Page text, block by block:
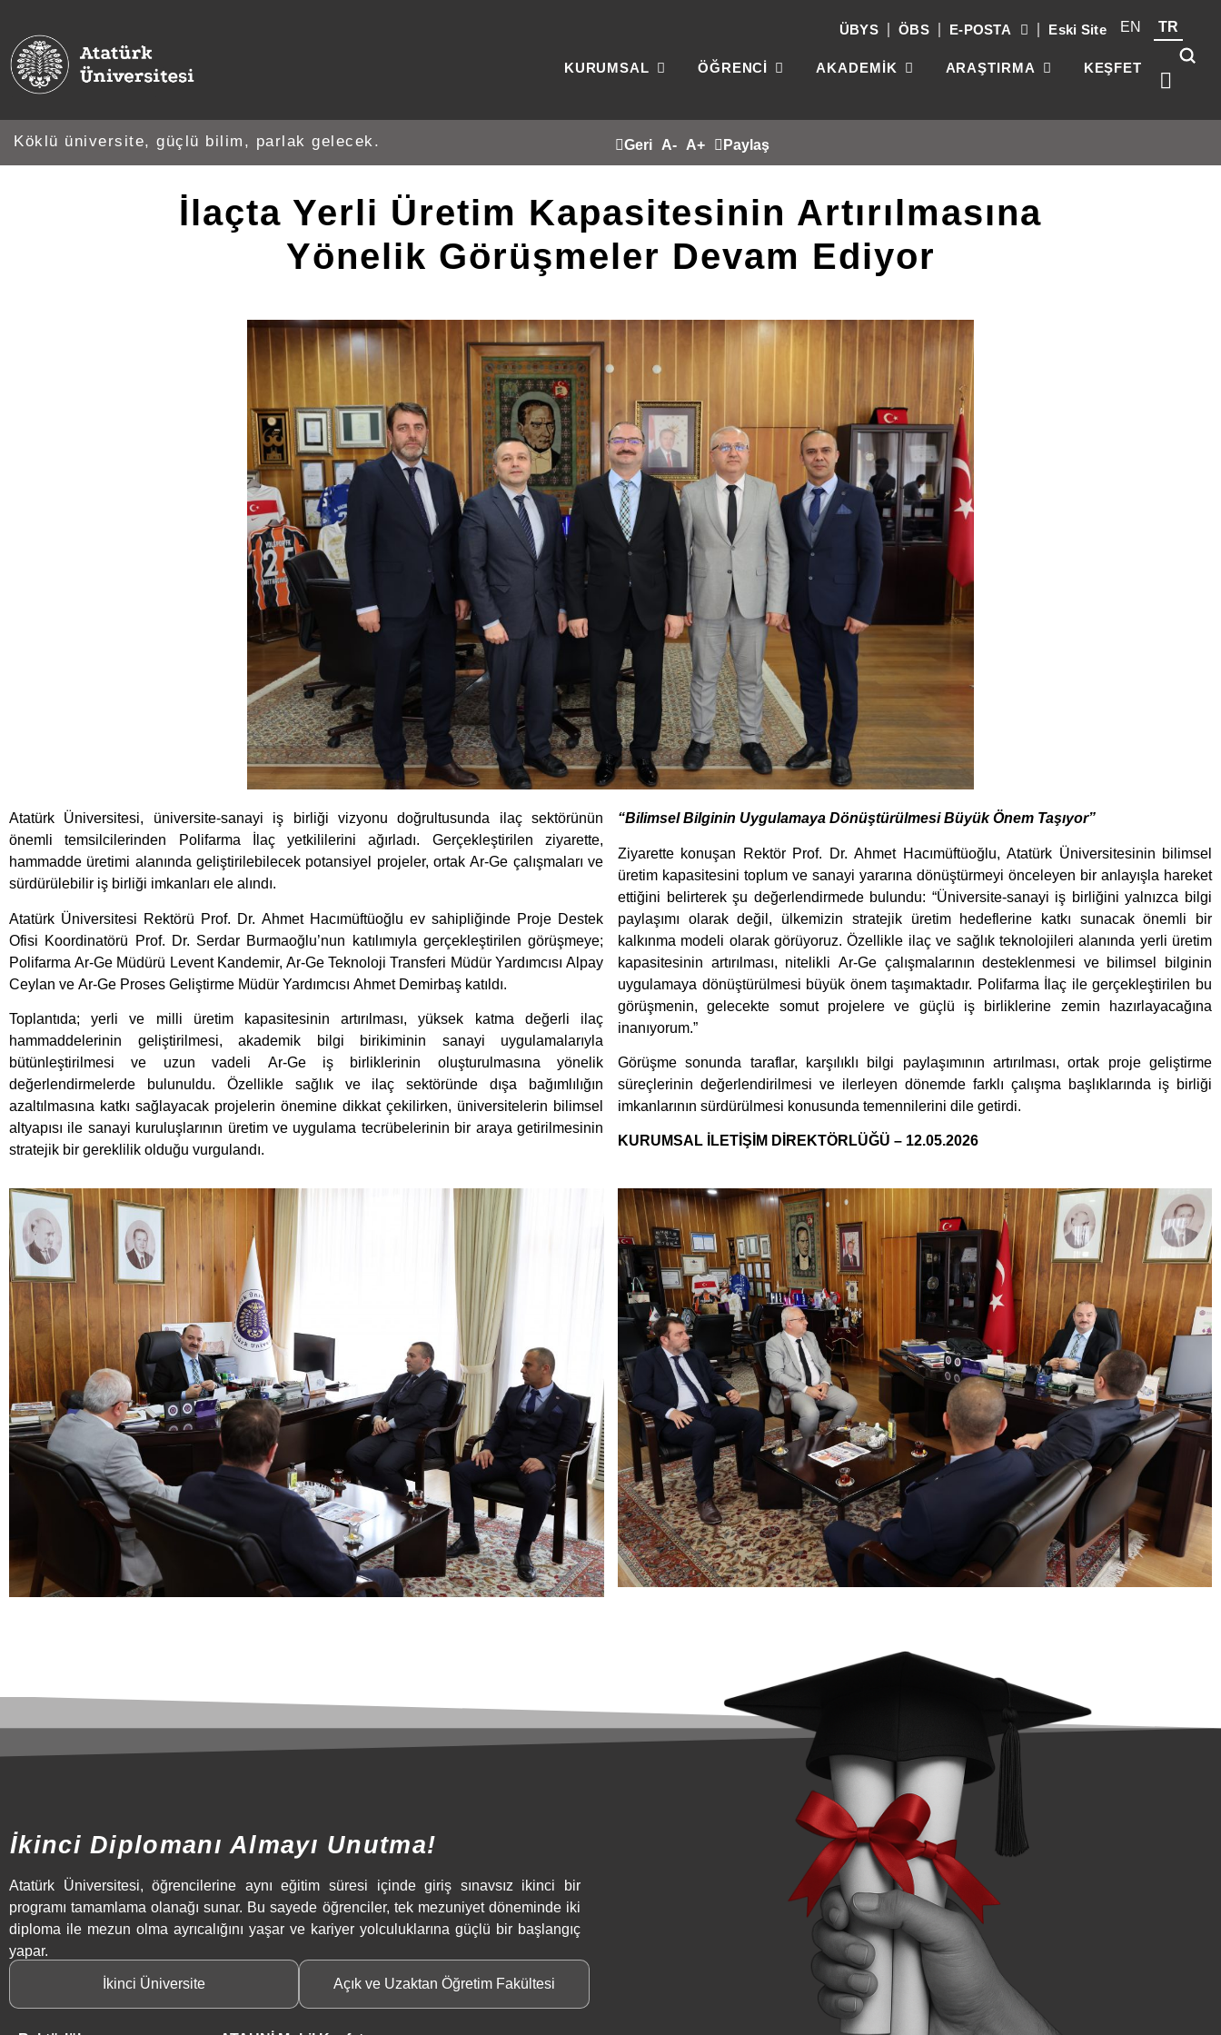
ÜBYS ÖBS E-POSTA Eski Site EN TR
KURUMSAL ÖĞRENCİ AKADEMİK ARAŞTIRMA KEŞFET
Köklü üniversite, güçlü bilim, parlak gelecek. Geri A- A+ Paylaş
İlaçta Yerli Üretim Kapasitesinin Artırılmasına
Yönelik Görüşmeler Devam Ediyor
Atatürk Üniversitesi, üniversite-sanayi iş birliği vizyonu doğrultusunda ilaç sektörünün
önemli temsilcilerinden Polifarma İlaç yetkililerini ağırladı. Gerçekleştirilen ziyarette,
hammadde üretimi alanında geliştirilebilecek potansiyel projeler, ortak Ar-Ge çalışmaları ve
sürdürülebilir iş birliği imkanları ele alındı.
Atatürk Üniversitesi Rektörü Prof. Dr. Ahmet Hacımüftüoğlu ev sahipliğinde Proje Destek
Ofisi Koordinatörü Prof. Dr. Serdar Burmaoğlu’nun katılımıyla gerçekleştirilen görüşmeye;
Polifarma Ar-Ge Müdürü Levent Kandemir, Ar-Ge Teknoloji Transferi Müdür Yardımcısı Alpay
Ceylan ve Ar-Ge Proses Geliştirme Müdür Yardımcısı Ahmet Demirbaş katıldı.
Toplantıda; yerli ve milli üretim kapasitesinin artırılması, yüksek katma değerli ilaç
hammaddelerinin geliştirilmesi, akademik bilgi birikiminin sanayi uygulamalarıyla
bütünleştirilmesi ve uzun vadeli Ar-Ge iş birliklerinin oluşturulmasına yönelik
değerlendirmelerde bulunuldu. Özellikle sağlık ve ilaç sektöründe dışa bağımlılığın
azaltılmasına katkı sağlayacak projelerin önemine dikkat çekilirken, üniversitelerin bilimsel
altyapısı ile sanayi kuruluşlarının üretim ve uygulama tecrübelerinin bir araya getirilmesinin
stratejik bir gereklilik olduğu vurgulandı.
“Bilimsel Bilginin Uygulamaya Dönüştürülmesi Büyük Önem Taşıyor”
Ziyarette konuşan Rektör Prof. Dr. Ahmet Hacımüftüoğlu, Atatürk Üniversitesinin bilimsel
üretim kapasitesini toplum ve sanayi yararına dönüştürmeyi önceleyen bir anlayışla hareket
ettiğini belirterek şu değerlendirmede bulundu: “Üniversite-sanayi iş birliğini yalnızca bilgi
paylaşımı olarak değil, ülkemizin stratejik üretim hedeflerine katkı sunacak önemli bir
kalkınma modeli olarak görüyoruz. Özellikle ilaç ve sağlık teknolojileri alanında yerli üretim
kapasitesinin artırılması, nitelikli Ar-Ge çalışmalarının desteklenmesi ve bilimsel bilginin
uygulamaya dönüştürülmesi büyük önem taşımaktadır. Polifarma İlaç ile gerçekleştirilen bu
görüşmenin, gelecekte somut projelere ve güçlü iş birliklerine zemin hazırlayacağına
inanıyorum.”
Görüşme sonunda taraflar, karşılıklı bilgi paylaşımının artırılması, ortak proje geliştirme
süreçlerinin değerlendirilmesi ve ilerleyen dönemde farklı çalışma başlıklarında iş birliği
imkanlarının sürdürülmesi konusunda temennilerini dile getirdi.
KURUMSAL İLETİŞİM DİREKTÖRLÜĞÜ – 12.05.2026
İkinci Diplomanı Almayı Unutma!
Atatürk Üniversitesi, öğrencilerine aynı eğitim süresi içinde giriş sınavsız ikinci bir
programı tamamlama olanağı sunar. Bu sayede öğrenciler, tek mezuniyet döneminde iki
diploma ile mezun olma ayrıcalığını yaşar ve kariyer yolculuklarına güçlü bir başlangıç
yapar.
İkinci Üniversite Açık ve Uzaktan Öğretim Fakültesi